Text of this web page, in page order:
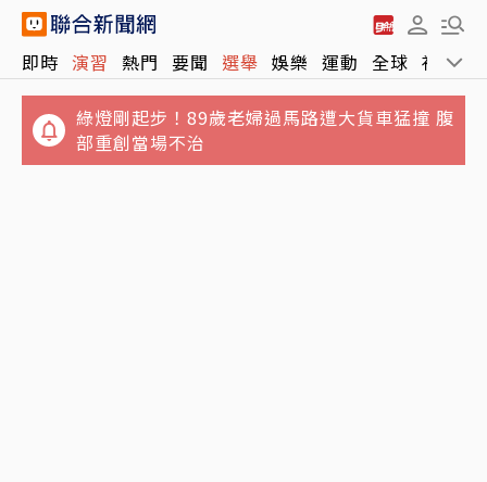
即時 演習 熱門 要聞 選舉 娛樂 運動 全球 社會
部重創當場不治
台股量縮跌170點收44,225點失守季線 台積電
收高5元